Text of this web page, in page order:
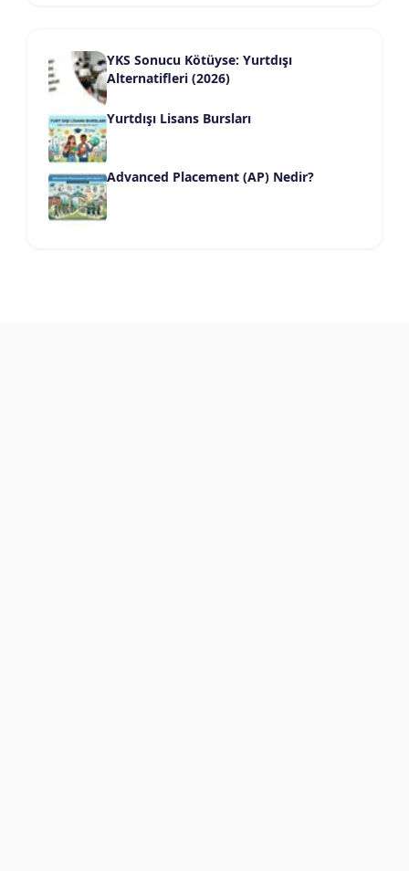
YKS Sonucu Kötüyse: Yurtdışı
Alternatifleri (2026)
Yurtdışı Lisans Bursları
Advanced Placement (AP) Nedir?